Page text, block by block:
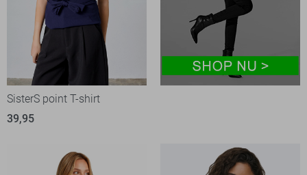
SisterS point T-shirt
39,95